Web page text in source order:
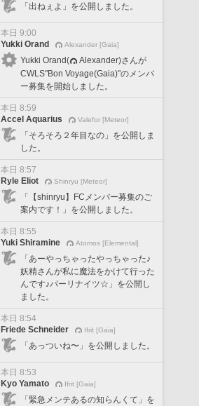
「出ねぇよ」を公開しました。
本日 9:00
Yukki Orand
Alexander [Gaia]
Yukki Orand(
Alexander)さんが
CWLS"Bon Voyage(Gaia)"のメンバ
ー募集を開始しました。
本日 8:59
Accel Aquarius
Valefor [Meteor]
「そろそろ２年目なの」を公開しま
した。
本日 8:57
Ryle Eliot
Shinryu [Meteor]
「【shinryu】FCメンバー募集のご
案内です！」を公開しました。
本日 8:55
Yuki Shiramine
Atomos [Elemental]
「あーやっちゃったやっちゃった♪
妖精さんが私に魔法をかけて行った
んです♪パーリナイツ☆」を公開し
ました。
本日 8:54
Friede Schneider
Ifrit [Gaia]
「あっついね〜」を公開しました。
本日 8:53
Kyo Yamato
Ifrit [Gaia]
「緊急メンテあるの知らんくて」を